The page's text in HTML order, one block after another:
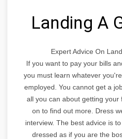
Landing A
Expert Advice On
If you want to pay your bills
you must learn whatever
employed. You cannot get a
all you can about getting your
on to find out more. Dress
interview. The best advice is
dressed as if you are the